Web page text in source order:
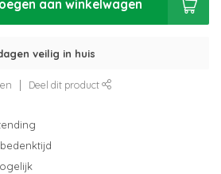
aan winkelwagen
veilig in huis
Deel dit product
bedenktijd